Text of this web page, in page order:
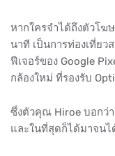
หากใครจำได้ถึงตัวโฆ
นาที เป็นการท่องเที่ย
ฟีเจอร์ของ Google
กล้องใหม่ ที่รองรับ
ซึ่งตัวคุณ Hiroe บอกว่า
และในที่สุดก็ได้มาจนไ